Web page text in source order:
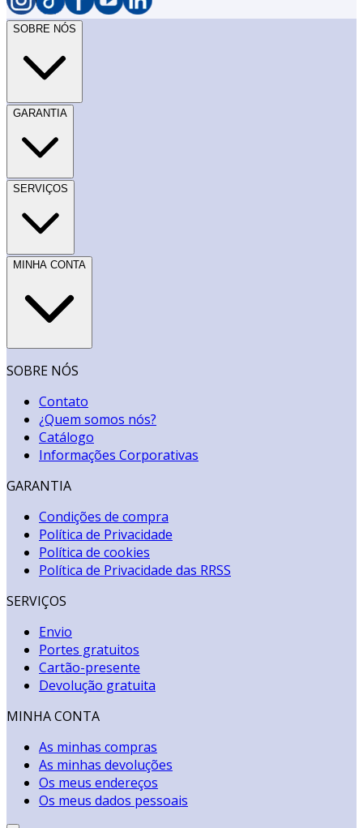
SOBRE NÓS
GARANTIA
SERVIÇOS
MINHA CONTA
SOBRE NÓS
Contato
¿Quem somos nós?
Catálogo
Informações Corporativas
GARANTIA
Condições de compra
Política de Privacidade
Política de cookies
Política de Privacidade das RRSS
SERVIÇOS
Envio
Portes gratuitos
Cartão-presente
Devolução gratuita
MINHA CONTA
As minhas compras
As minhas devoluções
Os meus endereços
Os meus dados pessoais